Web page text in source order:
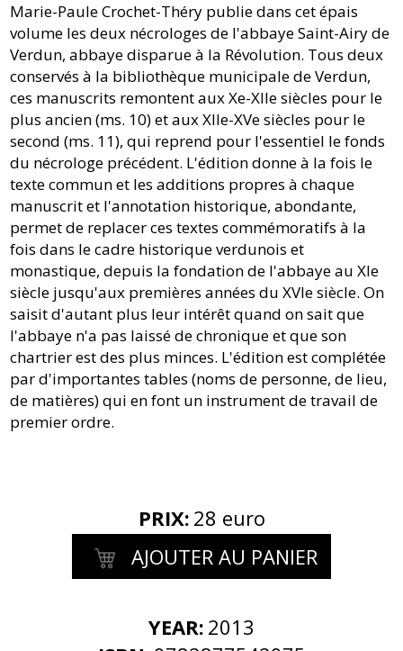
PRIX: 28 euro
AJOUTER AU PANIER
YEAR: 2013
Marie-Paule Crochet-Théry publie dans cet épais
volume les deux nécrologes de l'abbaye Saint-Airy de
Verdun, abbaye disparue à la Révolution. Tous deux
conservés à la bibliothèque municipale de Verdun,
ces manuscrits remontent aux Xe-XIIe siècles pour le
plus ancien (ms. 10) et aux XIIe-XVe siècles pour le
second (ms. 11), qui reprend pour l'essentiel le fonds
du nécrologe précédent. L'édition donne à la fois le
texte commun et les additions propres à chaque
manuscrit et l'annotation historique, abondante,
permet de replacer ces textes commémoratifs à la
fois dans le cadre historique verdunois et
monastique, depuis la fondation de l'abbaye au XIe
siècle jusqu'aux premières années du XVIe siècle. On
saisit d'autant plus leur intérêt quand on sait que
l'abbaye n'a pas laissé de chronique et que son
chartrier est des plus minces. L'édition est complétée
par d'importantes tables (noms de personne, de lieu,
de matières) qui en font un instrument de travail de
premier ordre.